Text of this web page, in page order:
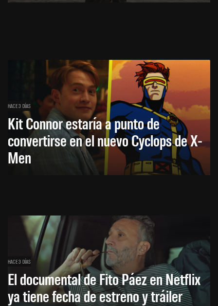
HACE 3 DÍAS
Kit Connor estaría a punto de
convertirse en el nuevo Cyclops de X-
Men
HACE 3 DÍAS
El documental de Fito Páez en Netflix
ya tiene fecha de estreno y tráiler